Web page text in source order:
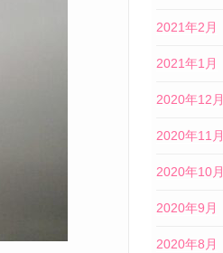
2021年2月
2021年1月
2020年12月
2020年11月
2020年10月
2020年9月
2020年8月